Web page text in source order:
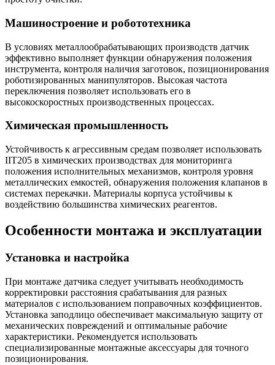
Машиностроение и робототехника
В условиях металлообрабатывающих производств датчик
эффективно выполняет функции обнаружения положения
инструмента, контроля наличия заготовок, позиционирования
роботизированных манипуляторов. Высокая частота
переключения позволяет использовать его в
высокоскоростных производственных процессах.
Химическая промышленность
Устойчивость к агрессивным средам позволяет использовать
IIT205 в химических производствах для мониторинга
положения исполнительных механизмов, контроля уровня
металлических емкостей, обнаружения положения клапанов в
системах перекачки. Материалы корпуса устойчивы к
воздействию большинства химических реагентов.
Особенности монтажа и эксплуатации
Установка и настройка
При монтаже датчика следует учитывать необходимость
корректировки расстояния срабатывания для разных
материалов с использованием поправочных коэффициентов.
Установка заподлицо обеспечивает максимальную защиту от
механических повреждений и оптимальные рабочие
характеристики. Рекомендуется использовать
специализированные монтажные аксессуары для точного
позиционирования.